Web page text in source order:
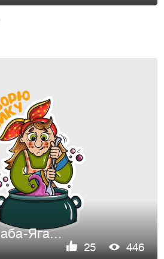
Стикерпак «Баба-Яга» для компании "Mail.ru Group"
25 446